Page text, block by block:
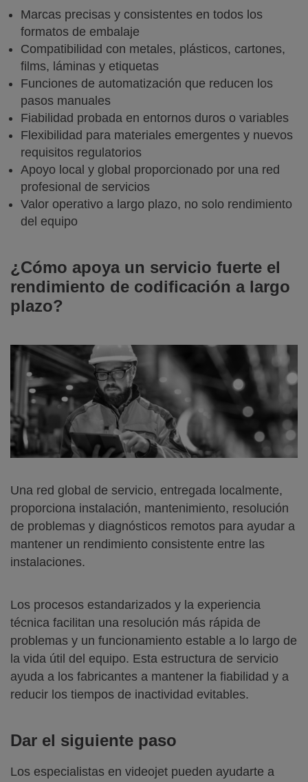
Marcas precisas y consistentes en todos los
formatos de embalaje
Compatibilidad con metales, plásticos, cartones,
films, láminas y etiquetas
Funciones de automatización que reducen los
pasos manuales
Fiabilidad probada en entornos duros o variables
Flexibilidad para materiales emergentes y nuevos
requisitos regulatorios
Apoyo local y global proporcionado por una red
profesional de servicios
Valor operativo a largo plazo, no solo rendimiento
del equipo
¿Cómo apoya un servicio fuerte el
rendimiento de codificación a largo
plazo?
Una red global de servicio, entregada localmente,
proporciona instalación, mantenimiento, resolución
de problemas y diagnósticos remotos para ayudar a
mantener un rendimiento consistente entre las
instalaciones.
Los procesos estandarizados y la experiencia
técnica facilitan una resolución más rápida de
problemas y un funcionamiento estable a lo largo de
la vida útil del equipo. Esta estructura de servicio
ayuda a los fabricantes a mantener la fiabilidad y a
reducir los tiempos de inactividad evitables.
Dar el siguiente paso
Los especialistas en videojet pueden ayudarte a